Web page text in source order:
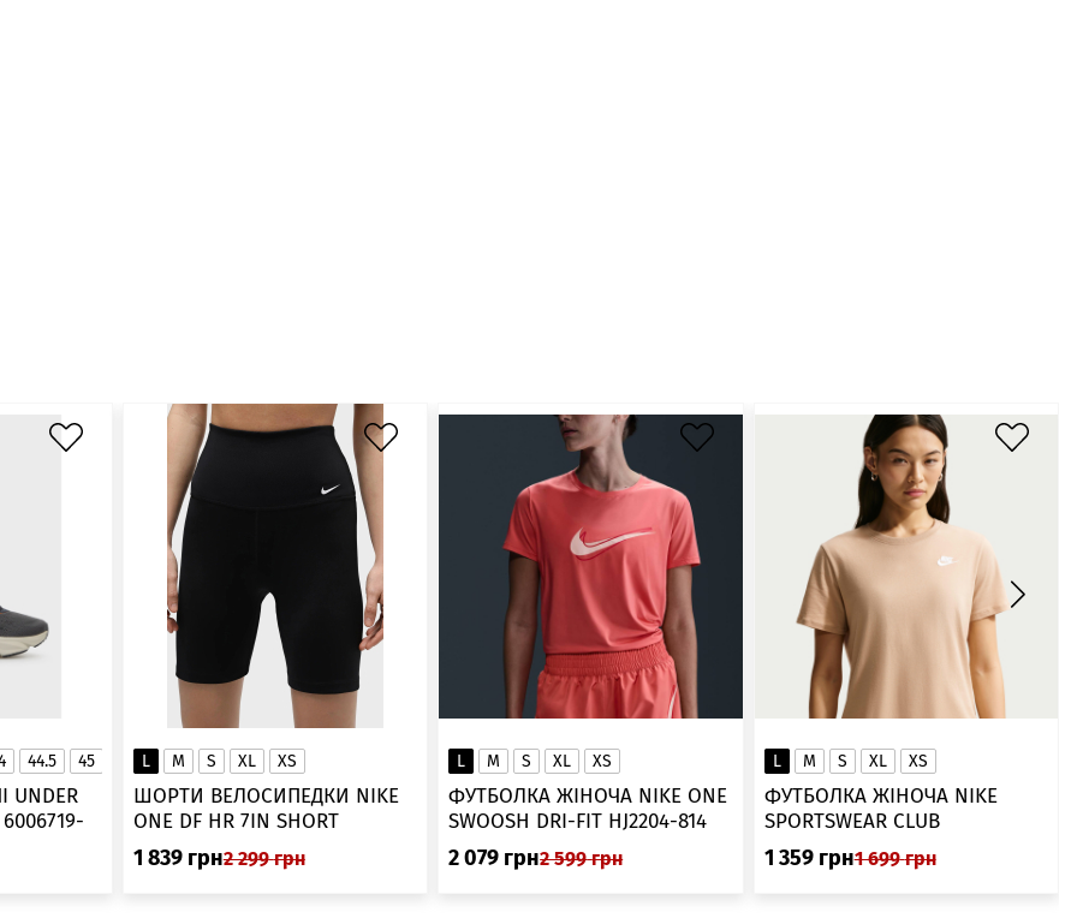
44.5 45 45.5
46
▲
UNDER
L M S XL XS
ШОРТИ ВЕЛОСИПЕДКИ NIKE
ONE DF HR 7IN SHORT
DV9022-010
1 839 грн2 299 грн
L M S XL XS
ФУТБОЛКА ЖІНОЧА NIKE ONE
SWOOSH DRI-FIT HJ2204-814
2 079 грн2 599 грн
L M S XL XS
ФУТБОЛКА ЖІНОЧА NIKE
SPORTSWEAR CLUB
ESSENTIALS DX7902-286
1 359 грн1 699 грн